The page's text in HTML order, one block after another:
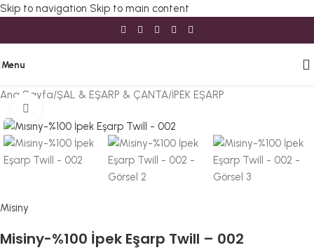
Skip to navigation Skip to main content
Menu
Ana Sayfa/ŞAL & EŞARP & ÇANTA/İPEK EŞARP
Misiny
Misiny-%100 İpek Eşarp Twill – 002